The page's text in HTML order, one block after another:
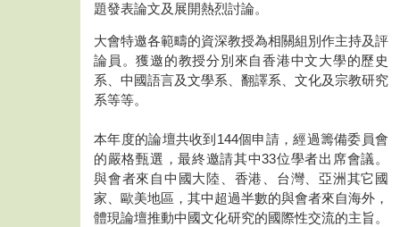
題發表論文及展開熱烈討論。
大會特邀各範疇的資深教授為相關組別作主持及評
論員。獲邀的教授分別來自香港中文大學的歷史
系、中國語言及文學系、翻譯系、文化及宗教研究
系等等。
本年度的論壇共收到144個申請，經過籌備委員會
的嚴格甄選，最終邀請其中33位學者出席會議。
與會者來自中國大陸、香港、台灣、亞洲其它國
家、歐美地區，其中超過半數的與會者來自海外，
體現論壇推動中國文化研究的國際性交流的主旨。